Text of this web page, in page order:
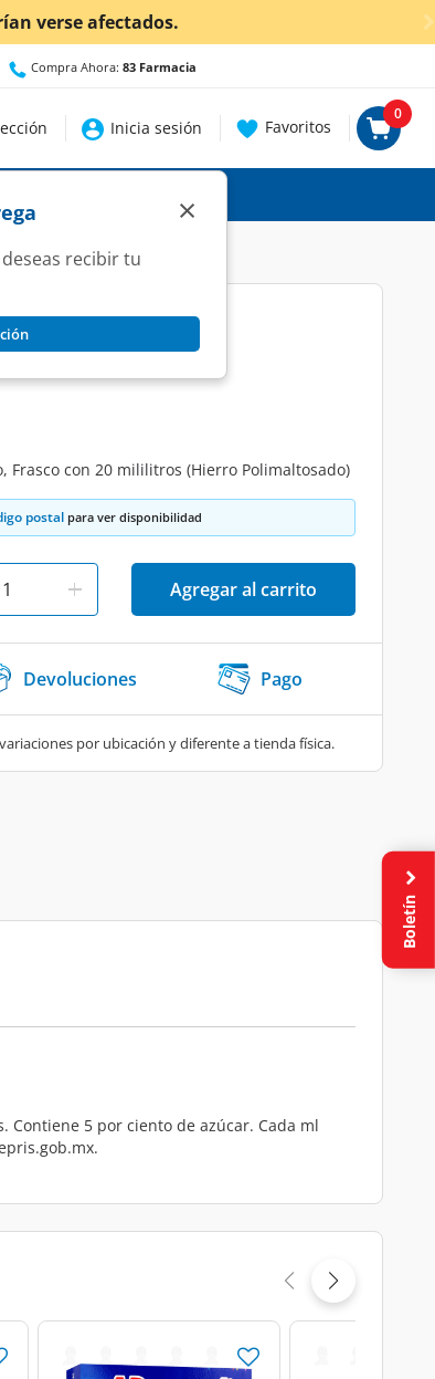
Compra Ahora: 83 Farmacia
recibir tu
×
Inicia sesión Favoritos
0
20 ml.
Frasco con 20 mililitros (Hierro Polimaltosado)
postal para ver disponibilidad
Agregar al carrito
Devoluciones Pago
por ubicación y diferente a tienda física.
Contiene 5 por ciento de azúcar. Cada ml
Boletín